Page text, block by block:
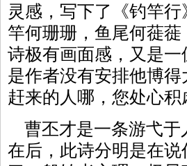
灵感，写下了《钓竿
竿何珊珊，鱼尾何蓰
诗极有画面感，又是
是作者没有安排他博
赶来的人哪，您处心
曹丕才是一条游弋于
在后，此诗分明是在